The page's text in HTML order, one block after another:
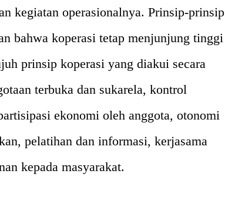
kegiatan operasionalnya. Prinsip-prinsip
bahwa koperasi tetap menjunjung tinggi
prinsip koperasi yang diakui secara
terbuka dan sukarela, kontrol
ekonomi oleh anggota, otonomi
pelatihan dan informasi, kerjasama
kepada masyarakat.